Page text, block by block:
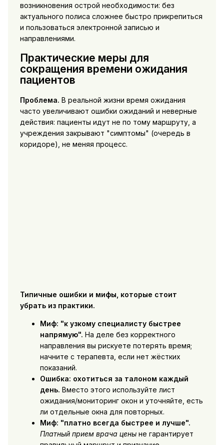
возникновения острой необходимости: без
актуального полиса сложнее быстро прикрепиться
и пользоваться электронной записью и
направлениями.
Практические меры для
сокращения времени ожидания
пациентов
Проблема. В реальной жизни время ожидания
часто увеличивают ошибки ожиданий и неверные
действия: пациенты идут не по тому маршруту, а
учреждения закрывают "симптомы" (очередь в
коридоре), не меняя процесс.
Типичные ошибки и мифы, которые стоит
убрать из практики.
Миф: "к узкому специалисту быстрее
напрямую". На деле без корректного
направления вы рискуете потерять время;
начните с терапевта, если нет жёстких
показаний.
Ошибка: охотиться за талоном каждый
день. Вместо этого используйте лист
ожидания/мониторинг окон и уточняйте, есть
ли отдельные окна для повторных.
Миф: "платно всегда быстрее и лучше".
Платный прием врача ценыне гарантирует